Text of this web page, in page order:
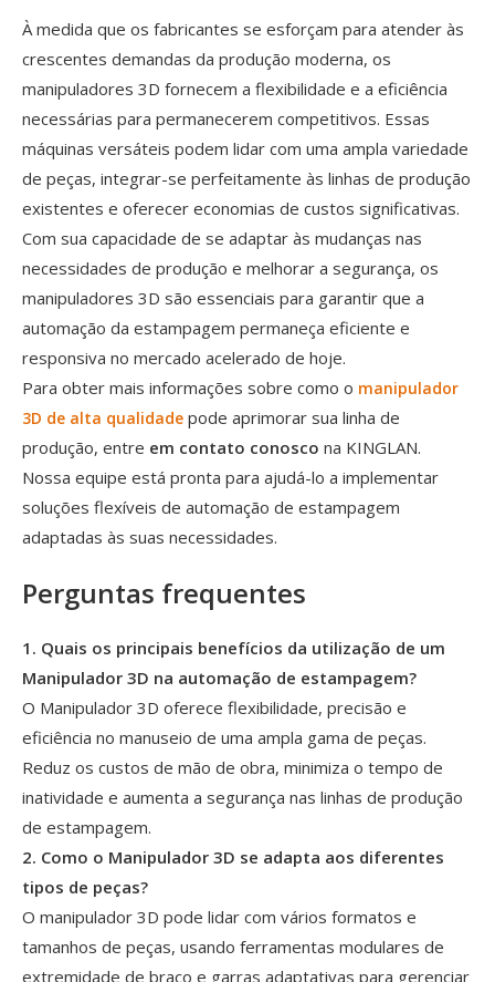
À medida que os fabricantes se esforçam para atender às
crescentes demandas da produção moderna, os
manipuladores 3D fornecem a flexibilidade e a eficiência
necessárias para permanecerem competitivos. Essas
máquinas versáteis podem lidar com uma ampla variedade
de peças, integrar-se perfeitamente às linhas de produção
existentes e oferecer economias de custos significativas.
Com sua capacidade de se adaptar às mudanças nas
necessidades de produção e melhorar a segurança, os
manipuladores 3D são essenciais para garantir que a
automação da estampagem permaneça eficiente e
responsiva no mercado acelerado de hoje.
Para obter mais informações sobre como o manipulador
3D de alta qualidade pode aprimorar sua linha de
produção, entre em contato conosco na KINGLAN.
Nossa equipe está pronta para ajudá-lo a implementar
soluções flexíveis de automação de estampagem
adaptadas às suas necessidades.
Perguntas frequentes
1. Quais os principais benefícios da utilização de um
Manipulador 3D na automação de estampagem?
O Manipulador 3D oferece flexibilidade, precisão e
eficiência no manuseio de uma ampla gama de peças.
Reduz os custos de mão de obra, minimiza o tempo de
inatividade e aumenta a segurança nas linhas de produção
de estampagem.
2. Como o Manipulador 3D se adapta aos diferentes
tipos de peças?
O manipulador 3D pode lidar com vários formatos e
tamanhos de peças, usando ferramentas modulares de
extremidade de braço e garras adaptativas para gerenciar